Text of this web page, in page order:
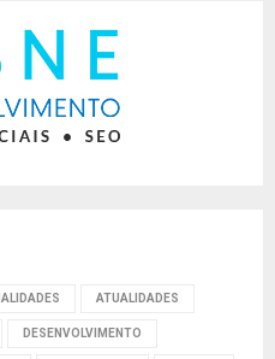
ATUALIDADES
DESENVOLVIMENTO